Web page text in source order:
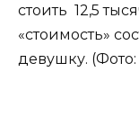
стоить 12,5
«стоимость»
девушку. (Фото: